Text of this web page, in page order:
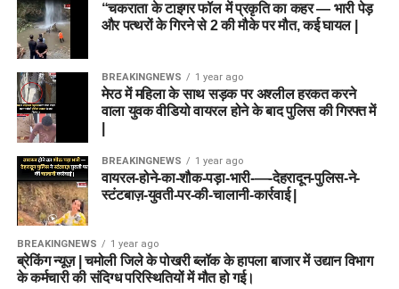
“चकराता के टाइगर फॉल में प्रकृति का कहर — भारी पेड़
और पत्थरों के गिरने से 2 की मौके पर मौत, कई घायल |
BREAKINGNEWS 1 year ago
मेरठ में महिला के साथ सड़क पर अश्लील हरकत करने
वाला युवक वीडियो वायरल होने के बाद पुलिस की गिरफ्त में
BREAKINGNEWS 1 year ago
वायरल-होने-का-शौक-पड़ा-भारी-—-देहरादून-पुलिस-ने-
स्टंटबाज़-युवती-पर-की-चालानी-कार्रवाई |
BREAKINGNEWS 1 year ago
ब्रेकिंग न्यूज़ | चमोली जिले के पोखरी ब्लॉक के हापला बाजार में उद्यान विभाग
के कर्मचारी की संदिग्ध परिस्थितियों में मौत हो गई।